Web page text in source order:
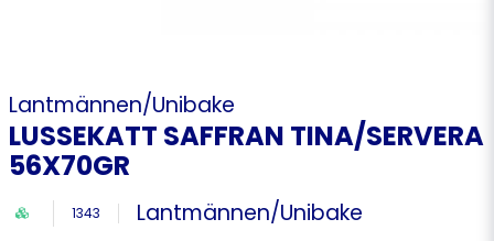
Lantmännen/Unibake
LUSSEKATT SAFFRAN TINA/SERVERA
56X70GR
1343 Lantmännen/Unibake